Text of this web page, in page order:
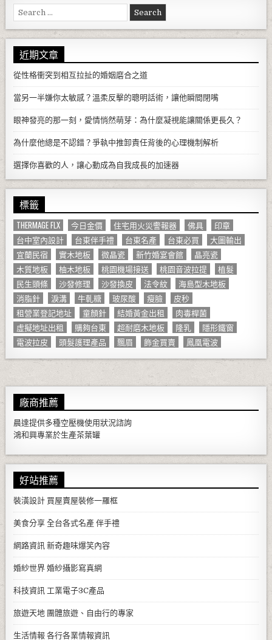
Search for:
近期文章
從性格衝突到相互拉扯的婚姻磨合之道
當另一半嫌你太敏感？溫柔反擊的聰明話術，讓他瞬間閉嘴
眼神發亮的那一刻，愛情悄然萌芽：為什麼凝視能讓關係更長久？
為什麼他總是不認錯？爭執中推卸責任背後的心理機制解析
選擇你喜歡的人，讓心動成為自我成長的加速器
標籤
THERMAGE FLX 今日金價 住宅用火災警報器 佛具
印章
台中室內設計
台東伴手禮 台東名產 台東必買
大圖輸出
宜蘭民宿
實木地板 微晶瓷 新竹婚宴會館
晶亮瓷
木質地板
柚木地板 桃園機場接送 桃園音波拉提
植髮
民生頭條
沙發修理 沙發換皮 法令紋
海島型木地板
消脂針
淚溝 牛軋糖 玻尿酸 瘦臉
皮秒
租營業登記地址
童顏針 結婚黃金出租
肉毒桿菌
虛擬地址出租
購夠台東 超耐磨木地板 隆乳
隱形鐵窗
電波拉皮
頭髮護理產品 飄眉 飾金買賣 鳳凰電波
廠商推薦
晨達提供多種空壓機使用狀況諮詢
鴻和興專業於生產茶葉罐
好站推薦
裝潢設計 買屋賣屋裝修一羅框
美食分享 全台各式名產 伴手禮
網路資訊 新奇趣味爆笑內容
婚紗世界 婚紗攝影寫真網
科技資訊 工業電子3C產品
旅遊天地 團體旅遊、自由行的專家
生活情報 各行各業情報資訊